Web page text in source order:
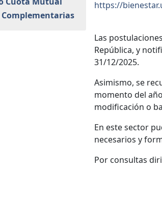
https://
Las
República, y
31/12/2025.
Asimismo, se
momento del
modificación o
En este sector
necesarios y
Por consultas